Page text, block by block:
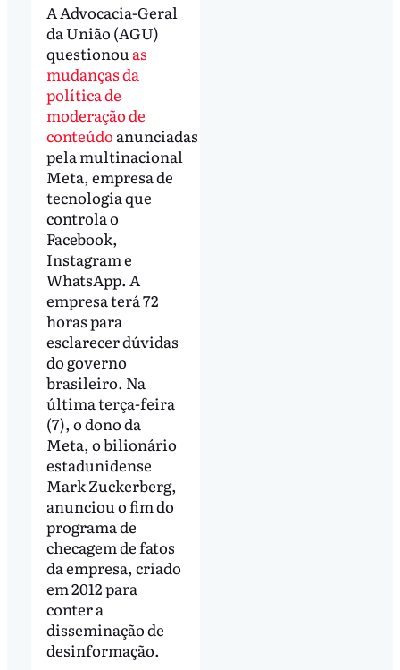
A Advocacia-Geral
da União (AGU)
questionouas
mudanças da
política de
moderação de
conteúdo anunciadas
pela multinacional
Meta, empresa de
tecnologia que
controla o
Facebook,
Instagram e
WhatsApp. A
empresa terá 72
horas para
esclarecer dúvidas
do governo
brasileiro. Na
última terça-feira
(7), o dono da
Meta, o bilionário
estadunidense
Mark Zuckerberg,
anunciou o fim do
programa de
checagem de fatos
da empresa, criado
em 2012 para
conter a
disseminação de
desinformação.